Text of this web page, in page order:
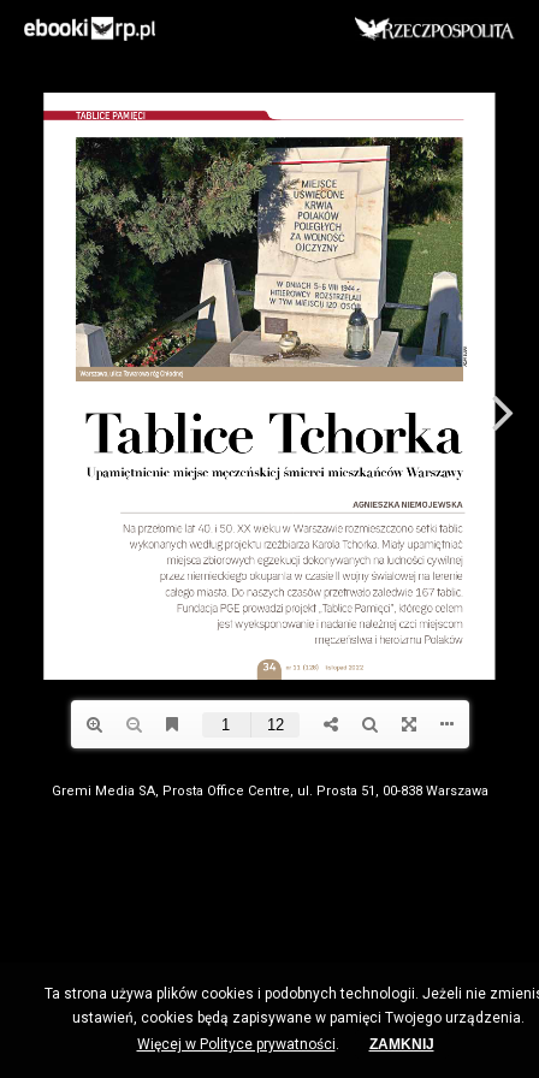
Gremi Media SA, Prosta Office Centre, ul. Prosta 51, 00-838 Warszawa
Ta strona używa plików cookies i podobnych technologii. Jeżeli nie
ustawień, cookies będą zapisywane w pamięci Twojego urządzenia.
Więcej w Polityce prywatności. ZAMKNIJ